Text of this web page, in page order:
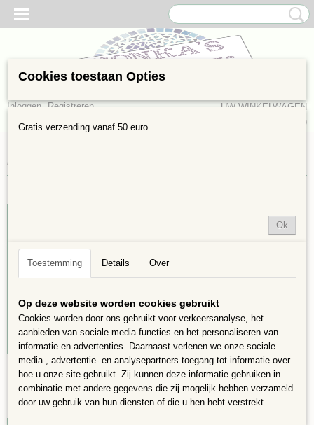
Inloggen Registreren
UW WINKELWAGEN
(0)
Home
1x1cm 300 Darling Dots 250
Cookies toestaan Opties
Gratis verzending vanaf 50 euro
Ok
Toestemming Details Over
Op deze website worden cookies gebruikt
Cookies worden door ons gebruikt voor verkeersanalyse, het
aanbieden van sociale media-functies en het personaliseren van
informatie en advertenties. Daarnaast verlenen we onze sociale
media-, advertentie- en analysepartners toegang tot informatie over
hoe u onze site gebruikt. Zij kunnen deze informatie gebruiken in
combinatie met andere gegevens die zij mogelijk hebben verzameld
door uw gebruik van hun diensten of die u hen hebt verstrekt.